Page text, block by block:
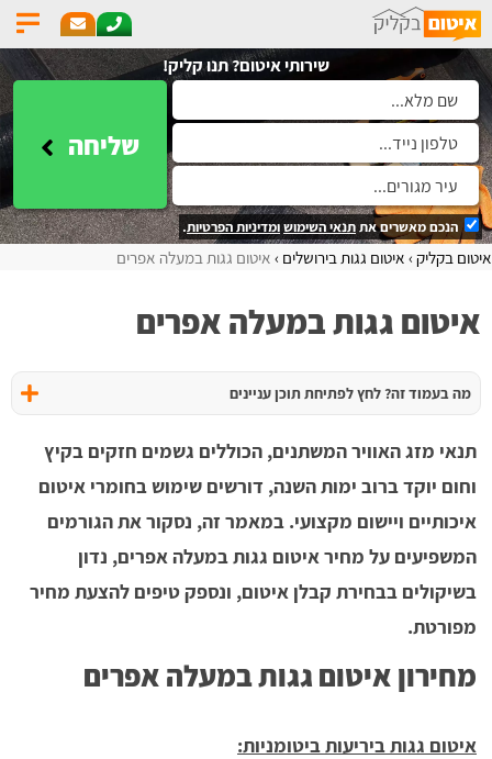
שירותי איטום? תנו קליק!
שליחה
הנכם מאשרים אתתנאי השימושומדיניות הפרטיות.
איטום בקליק איטום גגות בירושלים איטום גגות במעלה אפרים
איטום גגות במעלה אפרים
מה בעמוד זה? לחץ לפתיחת תוכן עניינים
תנאי מזג האוויר המשתנים, הכוללים גשמים חזקים בקיץ
וחום יוקד ברוב ימות השנה, דורשים שימוש בחומרי איטום
איכותיים ויישום מקצועי. במאמר זה, נסקור את הגורמים
המשפיעים על מחיר איטום גגות במעלה אפרים, נדון
בשיקולים בבחירת קבלן איטום, ונספק טיפים להצעת מחיר
מפורטת.
מחירון איטום גגות במעלה אפרים
איטום גגות ביריעות ביטומניות: